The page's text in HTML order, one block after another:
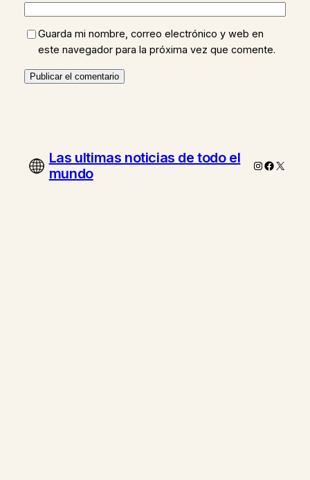
Guarda mi nombre, correo electrónico y web en
este navegador para la próxima vez que comente.
Las ultimas noticias de todo el
mundo
Instagram
X